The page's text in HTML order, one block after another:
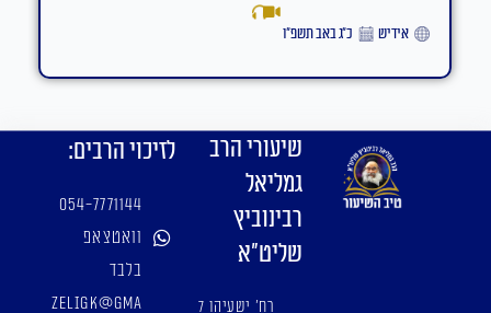
אידיש כ״ג באב תשפ״ו
שיעורי הרב
גמליאל
רבינוביץ
שליט"א
רח' ישעיהו 7
לזיכוי הרבים:
054-7771144
וואטצאפ
בלבד
zeligk@gma